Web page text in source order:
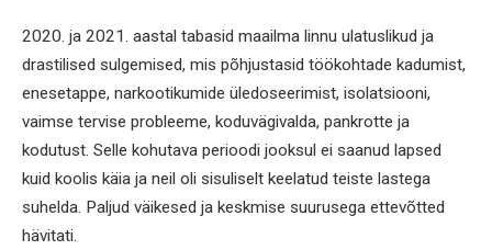
2020. ja 2021. aastal tabasid maailma linnu ulatuslikud ja
drastilised sulgemised, mis põhjustasid töökohtade kadumist,
enesetappe, narkootikumide üledoseerimist, isolatsiooni,
vaimse tervise probleeme, koduvägivalda, pankrotte ja
kodutust. Selle kohutava perioodi jooksul ei saanud lapsed
kuid koolis käia ja neil oli sisuliselt keelatud teiste lastega
suhelda. Paljud väikesed ja keskmise suurusega ettevõtted
hävitati.